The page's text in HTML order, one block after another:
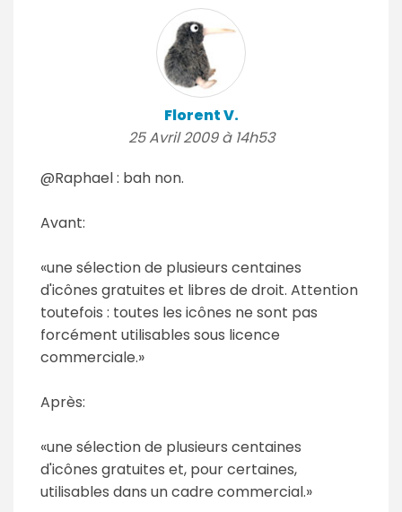
Florent V.
25 Avril 2009 à 14h53
@Raphael : bah non.
Avant:
«une sélection de plusieurs centaines
d'icônes gratuites et libres de droit. Attention
toutefois : toutes les icônes ne sont pas
forcément utilisables sous licence
commerciale.»
Après:
«une sélection de plusieurs centaines
d'icônes gratuites et, pour certaines,
utilisables dans un cadre commercial.»